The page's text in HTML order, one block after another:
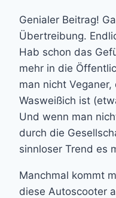
Genialer Beitrag!
Übertreibung.
Hab schon das
mehr in die
man nicht
Wasweißich ist
Und wenn man
durch die
sinnloser Trend es
Manchmal kommt
diese Autoscooter